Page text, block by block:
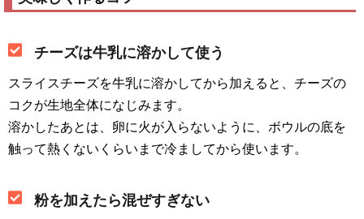
チーズは牛乳に溶かして使う
スライスチーズを牛乳に溶かしてから加えると、チーズの
コクが生地全体になじみます。
溶かしたあとは、卵に火が入らないように、ボウルの底を
触って熱くないくらいまで冷ましてから使います。
粉を加えたら混ぜすぎない